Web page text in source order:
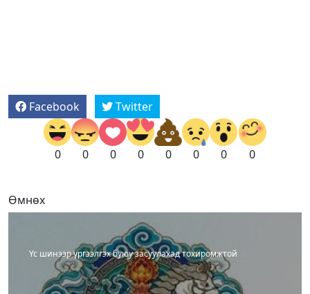
Facebook Twitter
0 0 0 0 0 0 0 0
Өмнөх
Үс шинээр үргээлгэх буюу засуулахад тохиромжтой